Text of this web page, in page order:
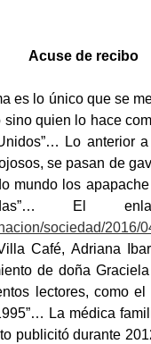
Acuse de recibo
es lo único que se
quien lo hace
Lo anterior
se pasan de
mundo los
El
sociedad/
Café, Adriana
de doña
lectores, como
La médica
publicitó durante